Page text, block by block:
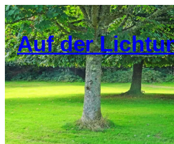
Zum
Inhalt
springen
Auf der